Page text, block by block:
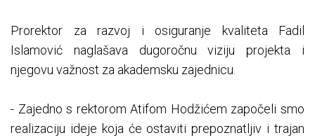
Prorektor za razvoj i osiguranje kvaliteta Fadil
Islamović naglašava dugoročnu viziju projekta i
njegovu važnost za akademsku zajednicu.
- Zajedno s rektorom Atifom Hodžićem započeli smo
realizaciju ideje koja će ostaviti prepoznatljiv i trajan